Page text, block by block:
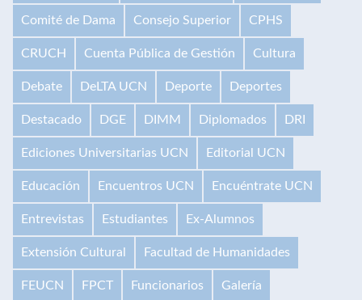
Comité de Dama Consejo Superior CPHS
CRUCH Cuenta Pública de Gestión Cultura
Debate DeLTA UCN Deporte Deportes
Destacado DGE DIMM Diplomados DRI
Ediciones Universitarias UCN Editorial UCN
Educación Encuentros UCN Encuéntrate UCN
Entrevistas Estudiantes Ex-Alumnos
Extensión Cultural Facultad de Humanidades
FEUCN FPCT Funcionarios Galería